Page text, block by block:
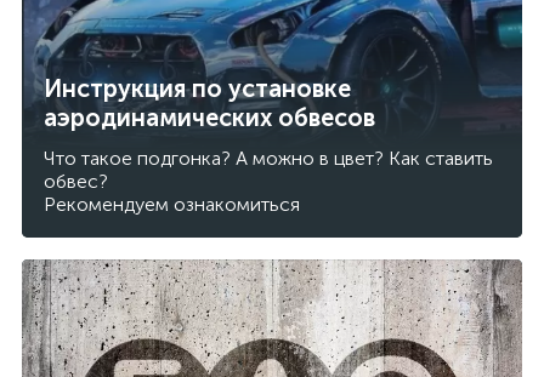
Инструкция по установке
аэродинамических обвесов
Что такое подгонка? А можно в цвет? Как ставить
обвес?
Рекомендуем ознакомиться